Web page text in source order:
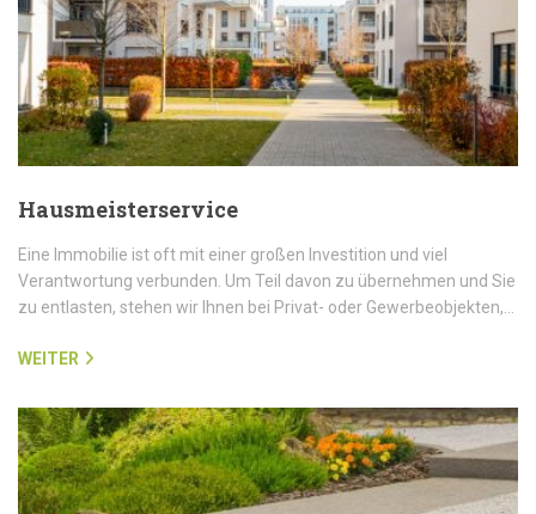
Hausmeisterservice
Eine Immobilie ist oft mit einer großen Investition und viel
Verantwortung verbunden. Um Teil davon zu übernehmen und Sie
zu entlasten, stehen wir Ihnen bei Privat- oder Gewerbeobjekten,…
WEITER